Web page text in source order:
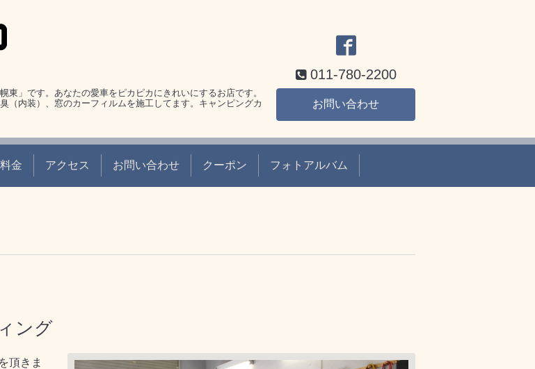
」です。あなたの愛車をピカピカにきれいにするお店です。
（内装）、窓のカーフィルムを施工してます。キャンピングカ
011-780-2200
お問い合わせ
金 アクセス お問い合わせ クーポン フォトアルバム
ング
頂きま